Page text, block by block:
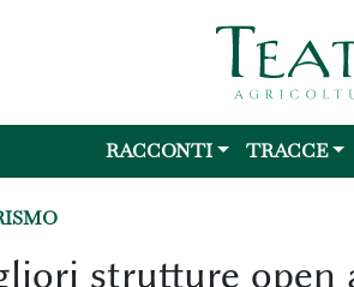
RACCONTI TRACCE
strutture